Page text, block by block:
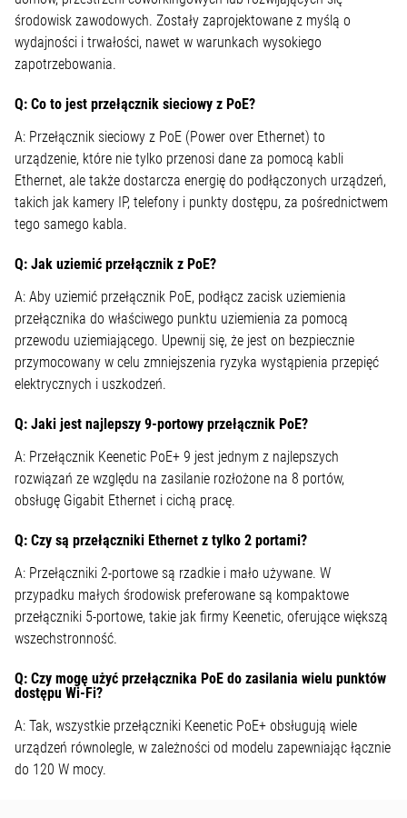
środowisk zawodowych. Zostały zaprojektowane z myślą o
wydajności i trwałości, nawet w warunkach wysokiego
zapotrzebowania.
Q: Co to jest przełącznik sieciowy z PoE?
A: Przełącznik sieciowy z PoE (Power over Ethernet) to
urządzenie, które nie tylko przenosi dane za pomocą kabli
Ethernet, ale także dostarcza energię do podłączonych urządzeń,
takich jak kamery IP, telefony i punkty dostępu, za pośrednictwem
tego samego kabla.
Q: Jak uziemić przełącznik z PoE?
A: Aby uziemić przełącznik PoE, podłącz zacisk uziemienia
przełącznika do właściwego punktu uziemienia za pomocą
przewodu uziemiającego. Upewnij się, że jest on bezpiecznie
przymocowany w celu zmniejszenia ryzyka wystąpienia przepięć
elektrycznych i uszkodzeń.
Q: Jaki jest najlepszy 9-portowy przełącznik PoE?
A: Przełącznik Keenetic PoE+ 9 jest jednym z najlepszych
rozwiązań ze względu na zasilanie rozłożone na 8 portów,
obsługę Gigabit Ethernet i cichą pracę.
Q: Czy są przełączniki Ethernet z tylko 2 portami?
A: Przełączniki 2-portowe są rzadkie i mało używane. W
przypadku małych środowisk preferowane są kompaktowe
przełączniki 5-portowe, takie jak firmy Keenetic, oferujące większą
wszechstronność.
Q: Czy mogę użyć przełącznika PoE do zasilania wielu punktów
dostępu Wi-Fi?
A: Tak, wszystkie przełączniki Keenetic PoE+ obsługują wiele
urządzeń równolegle, w zależności od modelu zapewniając łącznie
do 120 W mocy.